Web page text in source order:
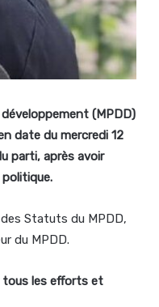
(MPDD)
date du mercredi 12
parti, après avoir
Statuts du MPDD,
du MPDD.
tous les efforts et